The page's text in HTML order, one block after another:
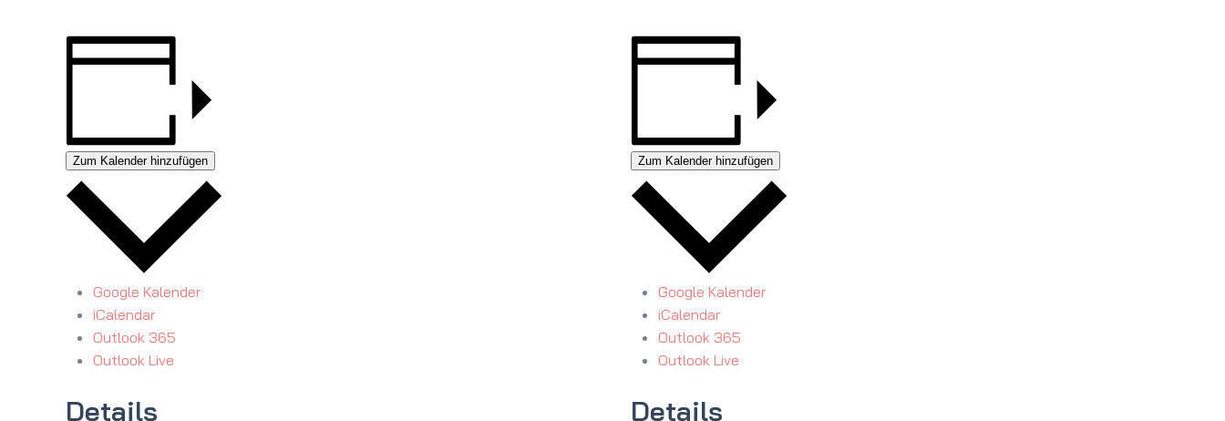
Zum Kalender hinzufügen
Google Kalender
iCalendar
Outlook 365
Outlook Live
Details
Zum Kalender hinzufügen
Google Kalender
iCalendar
Outlook 365
Outlook Live
Details